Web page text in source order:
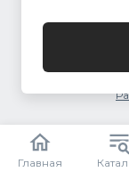
Главная